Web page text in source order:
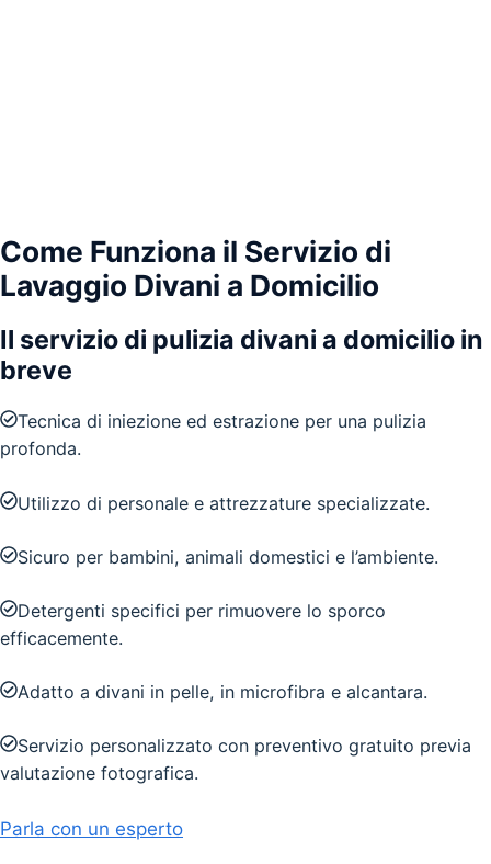
Come Funziona il Servizio di
Lavaggio Divani a Domicilio
Il servizio di pulizia divani a domicilio in
breve
Tecnica di iniezione ed estrazione per una pulizia
profonda.
Utilizzo di personale e attrezzature specializzate.
Sicuro per bambini, animali domestici e l’ambiente.
Detergenti specifici per rimuovere lo sporco
efficacemente.
Adatto a divani in pelle, in microfibra e alcantara.
Servizio personalizzato con preventivo gratuito previa
valutazione fotografica.
Parla con un esperto